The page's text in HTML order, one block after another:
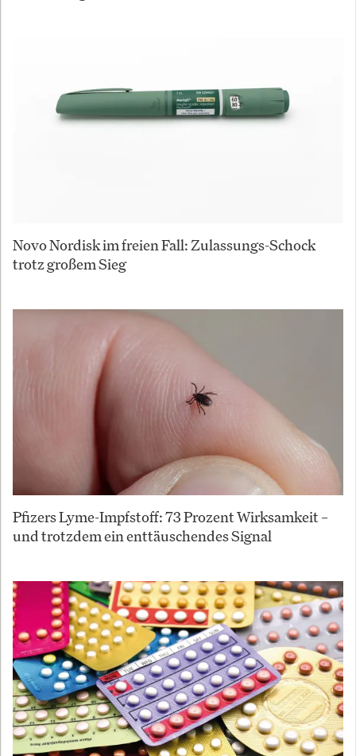
Novo Nordisk im freien Fall: Zulassungs-Schock
trotz großem Sieg
Pfizers Lyme-Impfstoff: 73 Prozent Wirksamkeit –
und trotzdem ein enttäuschendes Signal